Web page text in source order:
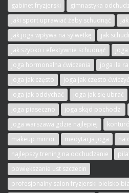
gabinet fryzjerski
gimnastyka
jaki sport uprawiać żeby schudnąć
jak joga wpływa na sylwetkę
jak
jak szybko i efektywnie schudnąć
Joga hormonalna ćwiczenia
joga ile
joga jak często
joga jak często ćwiczyć
joga jak oddychać
joga jak się ubrać
joga piaseczno
joga skąd pochodzi
joga warszawa gdzie najlepiej
makeup mirror
medytacja joga
na
najlepszy trening na odchudzanie
powiększanie ust szczecin
profesjonalny salon fryzjerski bielsko